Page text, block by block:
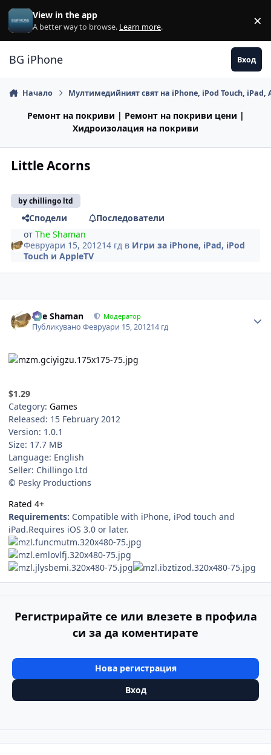
Премини към съдържанието
View in the app
A better way to browse. Learn more. ×
BG iPhone Вход
Начало Мултимедийният свят на iPhone, iPod Touch, iPad,
Ремонт на покриви | Ремонт на покриви цени |
Хидроизолация на покриви
Little Acorns
by chillingo ltd
Сподели
Последователи
отThe Shaman
Февруари 15, 201214 гд в Игри за iPhone, iPad, iPod
Touch и AppleTV
The Shaman Модератор
ПубликуваноФевруари 15, 201214 гд
$1.29
Category: Games
Released: 15 February 2012
Version: 1.0.1
Size: 17.7 MB
Language: English
Seller: Chillingo Ltd
© Pesky Productions
Rated 4+
Requirements: Compatible with iPhone, iPod touch and
iPad.Requires iOS 3.0 or later.
Регистрирайте се или влезете в профила
си за да коментирате
Нова регистрация
Вход